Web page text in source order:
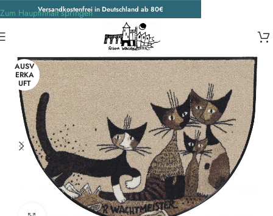
Versandkostenfrei in Deutschland ab 80€
Zum Hauptinhalt springen
AUSV
ERKA
UFT